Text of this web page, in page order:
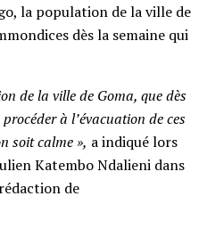
la population de la ville de
dès la semaine qui
de la ville de Goma, que dès
à l’évacuation de ces
soit calme », a indiqué lors
Katembo Ndalieni dans
de